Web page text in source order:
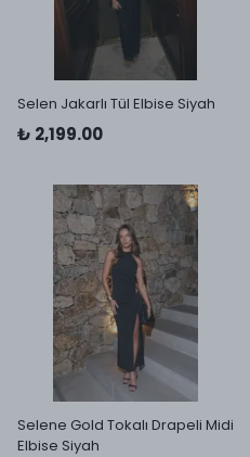
Selen Jakarlı Tül Elbise Siyah
₺ 2,199.00
Selene Gold Tokalı Drapeli Midi
Elbise Siyah